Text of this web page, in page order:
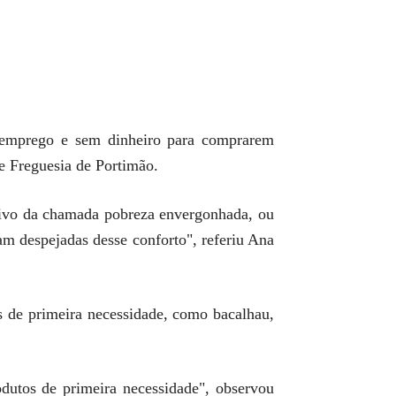
e sem dinheiro para comprarem
Freguesia de Portimão.
da chamada pobreza envergonhada, ou
despejadas desse conforto", referiu Ana
primeira necessidade, como bacalhau,
de primeira necessidade", observou